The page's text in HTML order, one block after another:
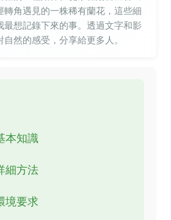
轉角遇見的一株稀有蘭花，這些細
最想記錄下來的事。透過文字和影
然的感受，分享給更多人。
本知識
細方法
境要求